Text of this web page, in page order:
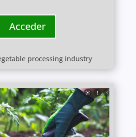
Acceder
processing industry